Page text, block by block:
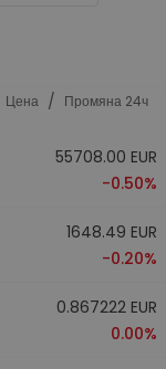
Цена / Промяна 24ч
55708.00 EUR
-0.50%
1648.49 EUR
-0.20%
0.867222 EUR
0.00%